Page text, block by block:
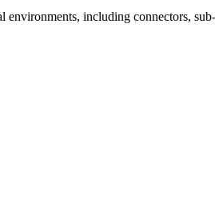
including connectors,